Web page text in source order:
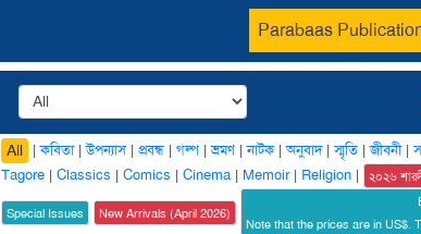
Parabaas
All |কবিতা|উপন্যাস| প্রবন্ধ | গল্প |ভ্রমণ|নাটক |অনুবাদ|স্মৃতি |জীবনী|
Tagore | Classics | Comics | Cinema | Memoir| Religion | ২০২৬
Special Issues New Arrivals (April 2026)
Note that the prices are in US$.